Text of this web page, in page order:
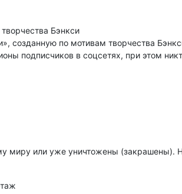
Бэнкси
созданную по мотивам творчества
подписчиков в соцсетях, при этом
миру или уже уничтожены (закрашены).